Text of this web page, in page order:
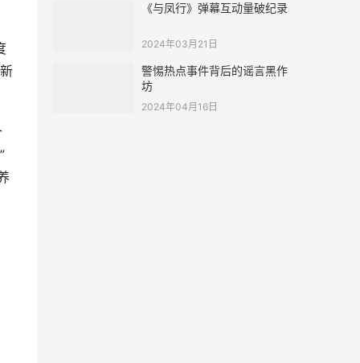
《与凤行》弹幕互动量破纪录
2024年03月21日
警惕热点事件背后的谣言黑作
坊
2024年04月16日